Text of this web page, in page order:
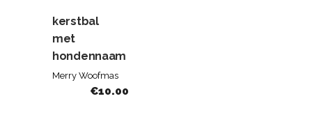
kerstbal
met
hondennaam
Merry Woofmas
€10.00